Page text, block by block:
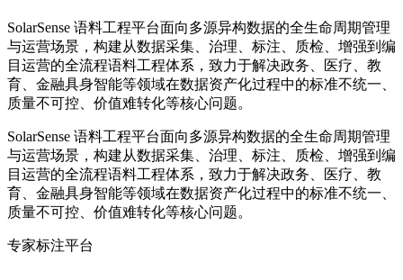
SolarSense 语料工程平台面向多源异构数据的全生命周期管理
与运营场景，构建从数据采集、治理、标注、质检、增强到编
目运营的全流程语料工程体系，致力于解决政务、医疗、教
育、金融具身智能等领域在数据资产化过程中的标准不统一、
质量不可控、价值难转化等核心问题。
SolarSense 语料工程平台面向多源异构数据的全生命周期管理
与运营场景，构建从数据采集、治理、标注、质检、增强到编
目运营的全流程语料工程体系，致力于解决政务、医疗、教
育、金融具身智能等领域在数据资产化过程中的标准不统一、
质量不可控、价值难转化等核心问题。
专家标注平台